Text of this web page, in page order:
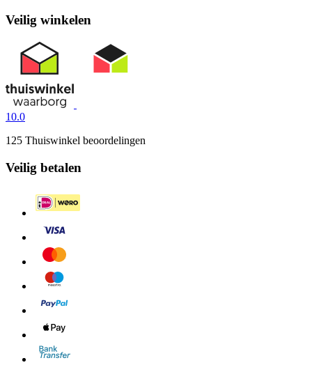
Veilig winkelen
10.0
125 Thuiswinkel beoordelingen
Veilig betalen